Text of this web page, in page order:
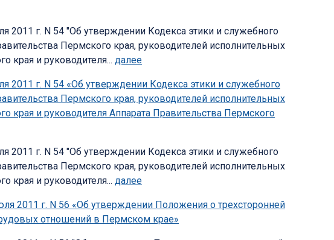
2011 г. N 54 "Об утверждении Кодекса этики и служебного
Пермского края, руководителей исполнительных
края и руководителя... далее
2011 г. N 54 «Об утверждении Кодекса этики и служебного
Пермского края, руководителей исполнительных
края и руководителя Аппарата Правительства Пермского
2011 г. N 54 "Об утверждении Кодекса этики и служебного
Пермского края, руководителей исполнительных
края и руководителя... далее
2011 г. N 56 «Об утверждении Положения о трехсторонней
отношений в Пермском крае»